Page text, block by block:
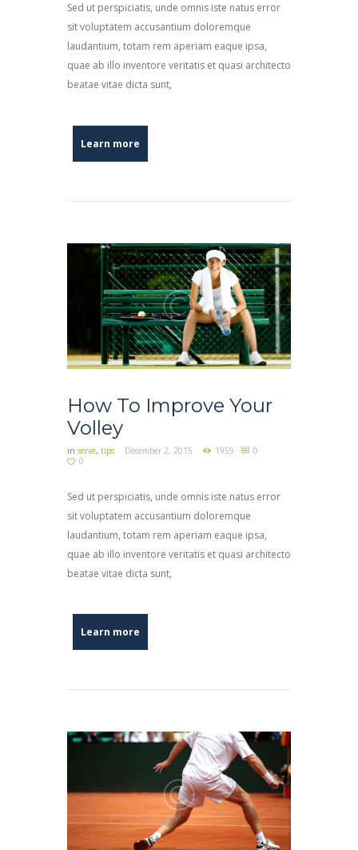
Sed ut perspiciatis, unde omnis iste natus error
sit voluptatem accusantium doloremque
laudantium, totam rem aperiam eaque ipsa,
quae ab illo inventore veritatis et quasi architecto
beatae vitae dicta sunt,
Learn more
How To Improve Your
Volley
in serve, tips December 2, 2015 1959
0
0
Sed ut perspiciatis, unde omnis iste natus error
sit voluptatem accusantium doloremque
laudantium, totam rem aperiam eaque ipsa,
quae ab illo inventore veritatis et quasi architecto
beatae vitae dicta sunt,
Learn more